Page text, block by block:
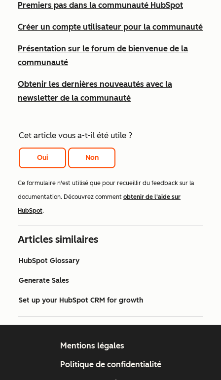
Premiers pas dans la communauté HubSpot
Créer un compte utilisateur pour la communauté
Présentation sur le forum de bienvenue de la
communauté
Obtenir les dernières nouveautés avec la
newsletter de la communauté
Cet article vous a-t-il été utile ?
Oui Non
Ce formulaire n'est utilisé que pour recueillir du feedback sur la
documentation. Découvrez comment obtenir de l'aide sur
HubSpot.
Articles similaires
HubSpot Glossary
Generate Sales
Set up your HubSpot CRM for growth
Mentions légales
Politique de confidentialité